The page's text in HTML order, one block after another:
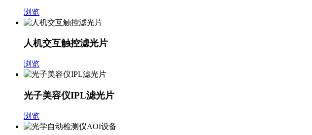
浏览
人机交互触控滤光片
浏览
光子美容仪IPL滤光片
浏览